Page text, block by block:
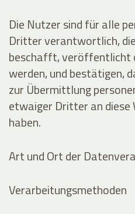
Die Nutzer sind für alle
Dritter verantwortlich,
beschafft, veröffentlicht
werden, und bestätigen,
zur Übermittlung
etwaiger Dritter an diese
haben.
Art und Ort der
Verarbeitungsmethoden